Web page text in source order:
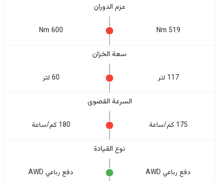
عزم الدوران
519 Nm
600 Nm
سعة الخزان
117 لتر 60 لتر
السرعة القصوى
175 كم/ساعة 180 كم/ساعة
نوع القيادة
دفع رباعي AWD دفع رباعي AWD